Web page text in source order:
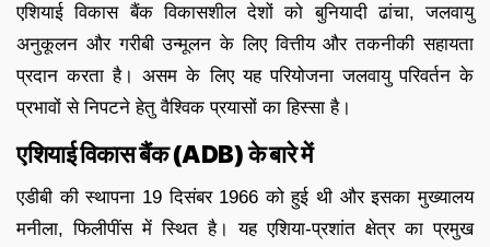
एशियाई विकास बैंक विकासशील देशों को बुनियादी ढांचा, जलवायु
अनुकूलन और गरीबी उन्मूलन के लिए वित्तीय और तकनीकी सहायता
प्रदान करता है। असम के लिए यह परियोजना जलवायु परिवर्तन के
प्रभावों से निपटने हेतु वैश्विक प्रयासों का हिस्सा है।
एशियाई विकास बैंक (ADB) के बारे में
एडीबी की स्थापना 19 दिसंबर 1966 को हुई थी और इसका मुख्यालय
मनीला, फिलीपींस में स्थित है। यह एशिया-प्रशांत क्षेत्र का प्रमुख